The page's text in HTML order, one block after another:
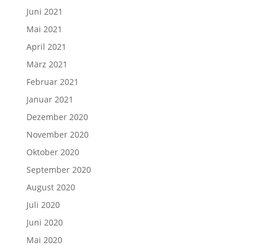
Juni 2021
Mai 2021
April 2021
März 2021
Februar 2021
Januar 2021
Dezember 2020
November 2020
Oktober 2020
September 2020
August 2020
Juli 2020
Juni 2020
Mai 2020